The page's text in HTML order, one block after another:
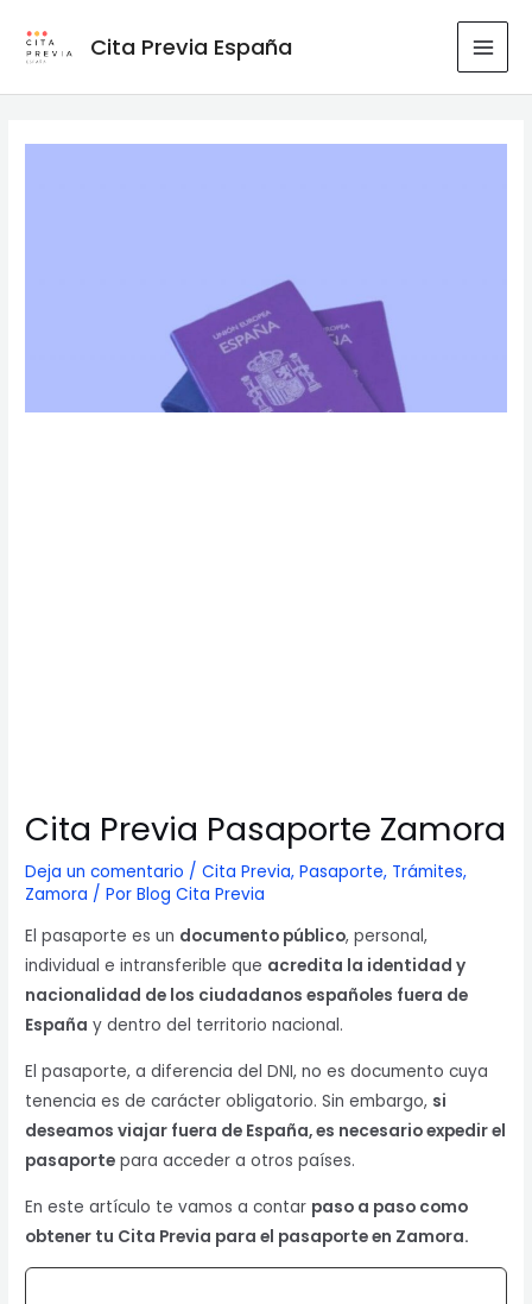
Cita Previa España
Cita Previa Pasaporte Zamora
Deja un comentario /Cita Previa,Pasaporte, Trámites,
Zamora / PorBlog Cita Previa
El pasaporte es un documento público, personal,
individual e intransferible que acredita la identidad y
nacionalidad de los ciudadanos españoles fuera de
España y dentro del territorio nacional.
El pasaporte, a diferencia del DNI, no es documento cuya
tenencia es de carácter obligatorio. Sin embargo, si
deseamos viajar fuera de España, es necesario expedir el
pasaporte para acceder a otros países.
En este artículo te vamos a contar paso a paso como
obtener tu Cita Previa para el pasaporte en Zamora.